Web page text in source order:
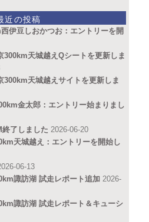
近の投稿
伊豆しおかつお：エントリーを開
300km天城越えQシートを更新しま
300km天城越えサイトを更新しま
金太郎：エントリー始まりまし
了しました 2026-06-20
天城越え：エントリーを開始し
06-13
諏訪湖 試走レポート追加 2026-
諏訪湖 試走レポート＆キューシ